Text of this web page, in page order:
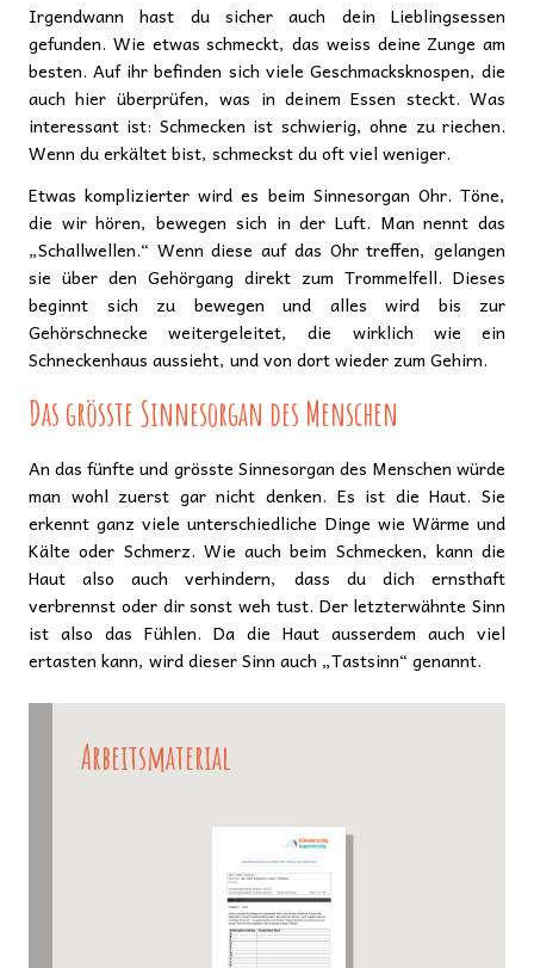
Irgendwann hast du sicher auch dein Lieblingsessen
gefunden. Wie etwas schmeckt, das weiss deine Zunge am
besten. Auf ihr befinden sich viele Geschmacksknospen, die
auch hier überprüfen, was in deinem Essen steckt. Was
interessant ist: Schmecken ist schwierig, ohne zu riechen.
Wenn du erkältet bist, schmeckst du oft viel weniger.
Etwas komplizierter wird es beim Sinnesorgan Ohr. Töne,
die wir hören, bewegen sich in der Luft. Man nennt das
„Schallwellen.“ Wenn diese auf das Ohr treffen, gelangen
sie über den Gehörgang direkt zum Trommelfell. Dieses
beginnt sich zu bewegen und alles wird bis zur
Gehörschnecke weitergeleitet, die wirklich wie ein
Schneckenhaus aussieht, und von dort wieder zum Gehirn.
Das grösste Sinnesorgan des Menschen
An das fünfte und grösste Sinnesorgan des Menschen würde
man wohl zuerst gar nicht denken. Es ist die Haut. Sie
erkennt ganz viele unterschiedliche Dinge wie Wärme und
Kälte oder Schmerz. Wie auch beim Schmecken, kann die
Haut also auch verhindern, dass du dich ernsthaft
verbrennst oder dir sonst weh tust. Der letzterwähnte Sinn
ist also das Fühlen. Da die Haut ausserdem auch viel
ertasten kann, wird dieser Sinn auch „Tastsinn“ genannt.
Arbeitsmaterial